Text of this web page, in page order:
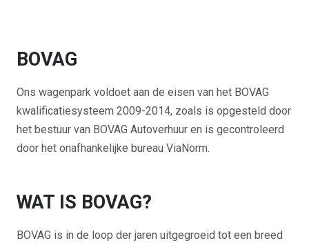
BOVAG
Ons wagenpark voldoet aan de eisen van het BOVAG
kwalificatiesysteem 2009-2014, zoals is opgesteld door
het bestuur van BOVAG Autoverhuur en is gecontroleerd
door het onafhankelijke bureau ViaNorm.
WAT IS BOVAG?
BOVAG is in de loop der jaren uitgegroeid tot een breed